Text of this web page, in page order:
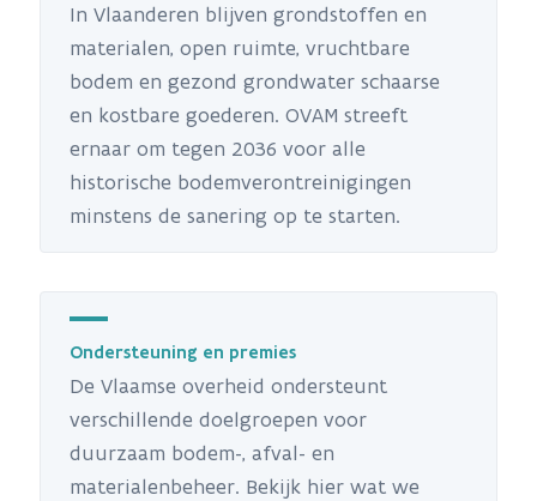
In Vlaanderen blijven grondstoffen en
materialen, open ruimte, vruchtbare
bodem en gezond grondwater schaarse
en kostbare goederen. OVAM streeft
ernaar om tegen 2036 voor alle
historische bodemverontreinigingen
minstens de sanering op te starten.
Ondersteuning en premies
De Vlaamse overheid ondersteunt
verschillende doelgroepen voor
duurzaam bodem-, afval- en
materialenbeheer. Bekijk hier wat we